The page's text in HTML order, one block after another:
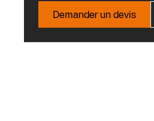
Demander un devis